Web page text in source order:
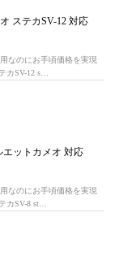
ステカSV-12 対応
なのにお手頃価格を実現
カSV-12 s…
ットカメオ 対応
なのにお手頃価格を実現
カSV-8 st…